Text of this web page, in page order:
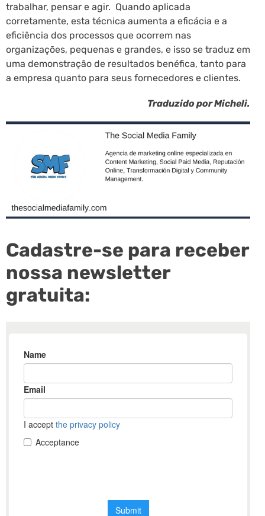
trabalhar, pensar e agir. Quando aplicada
corretamente, esta técnica aumenta a eficácia e a
eficiência dos processos que ocorrem nas
organizações, pequenas e grandes, e isso se traduz em
uma demonstração de resultados benéfica, tanto para
a empresa quanto para seus fornecedores e clientes.
Traduzido por Micheli.
Cadastre-se para receber
nossa newsletter
gratuita: